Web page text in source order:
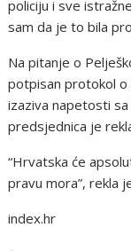
policiju i sve
sam da je to bila
Na pitanje o
potpisan protokol o
izaziva napetosti
predsjednica je
“Hrvatska će
pravu mora”, rekla
index.hr